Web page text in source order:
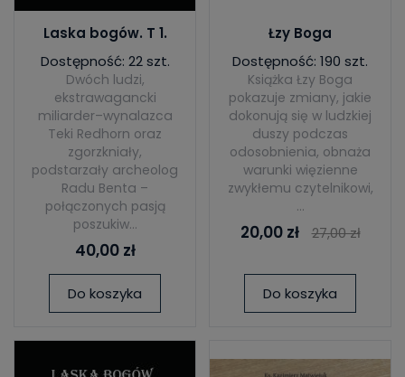
Laska bogów. T 1.
Dostępność: 22 szt.
Dwóch ludzi,
ekstrawagancki
miliarder–wynalazca
Teki Redhorn oraz
zgorzkniały,
podstarzały archeolog
Radu Benta –
połączonych pasją
poszukiw...
40,00 zł
Do koszyka
Łzy Boga
Dostępność: 190 szt.
Książka Łzy Boga
pokazuje zmiany, jakie
dokonują się w ludzkiej
duszy podczas
odosobnienia, obnaża
warunki więzienne
zwykłemu czytelnikowi,
...
20,00 zł 27,00 zł
Do koszyka